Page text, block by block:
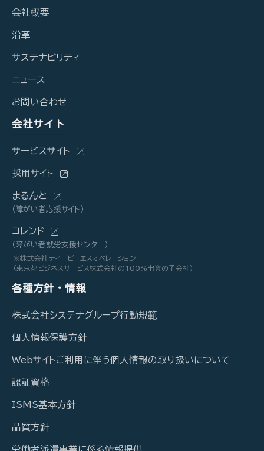
会社概要
沿革
サステナビリティ
ニュース
お問い合わせ
会社サイト
サービスサイト
採用サイト
まるんと
（障がい者応援サイト）
コレンド
（障がい者就労支援センター）
※株式会社ティービーエスオペレーション
（東京都ビジネスサービス株式会社の100%出資の子会社）
各種方針・情報
株式会社システナグループ行動規範
個人情報保護方針
Webサイトご利用に伴う個人情報の取り扱いについて
認証資格
ISMS基本方針
品質方針